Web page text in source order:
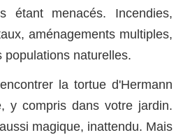
étant menacés. Incendies,
aménagements multiples,
populations naturelles.
la tortue d'Hermann
y compris dans votre jardin.
magique, inattendu. Mais